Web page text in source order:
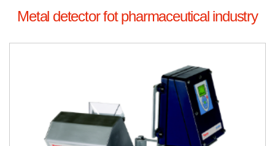
Metal detector fot pharmaceutical industry